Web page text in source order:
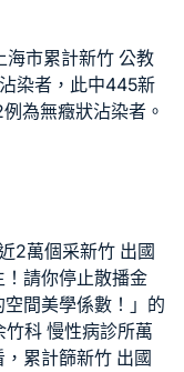
海市累計新竹 公教
染者，此中445新
為無癥狀沾染者。
2萬個采新竹 出國
請你停止散播金
間美學係數！」的
竹科 慢性病診所萬
，累計篩新竹 出國